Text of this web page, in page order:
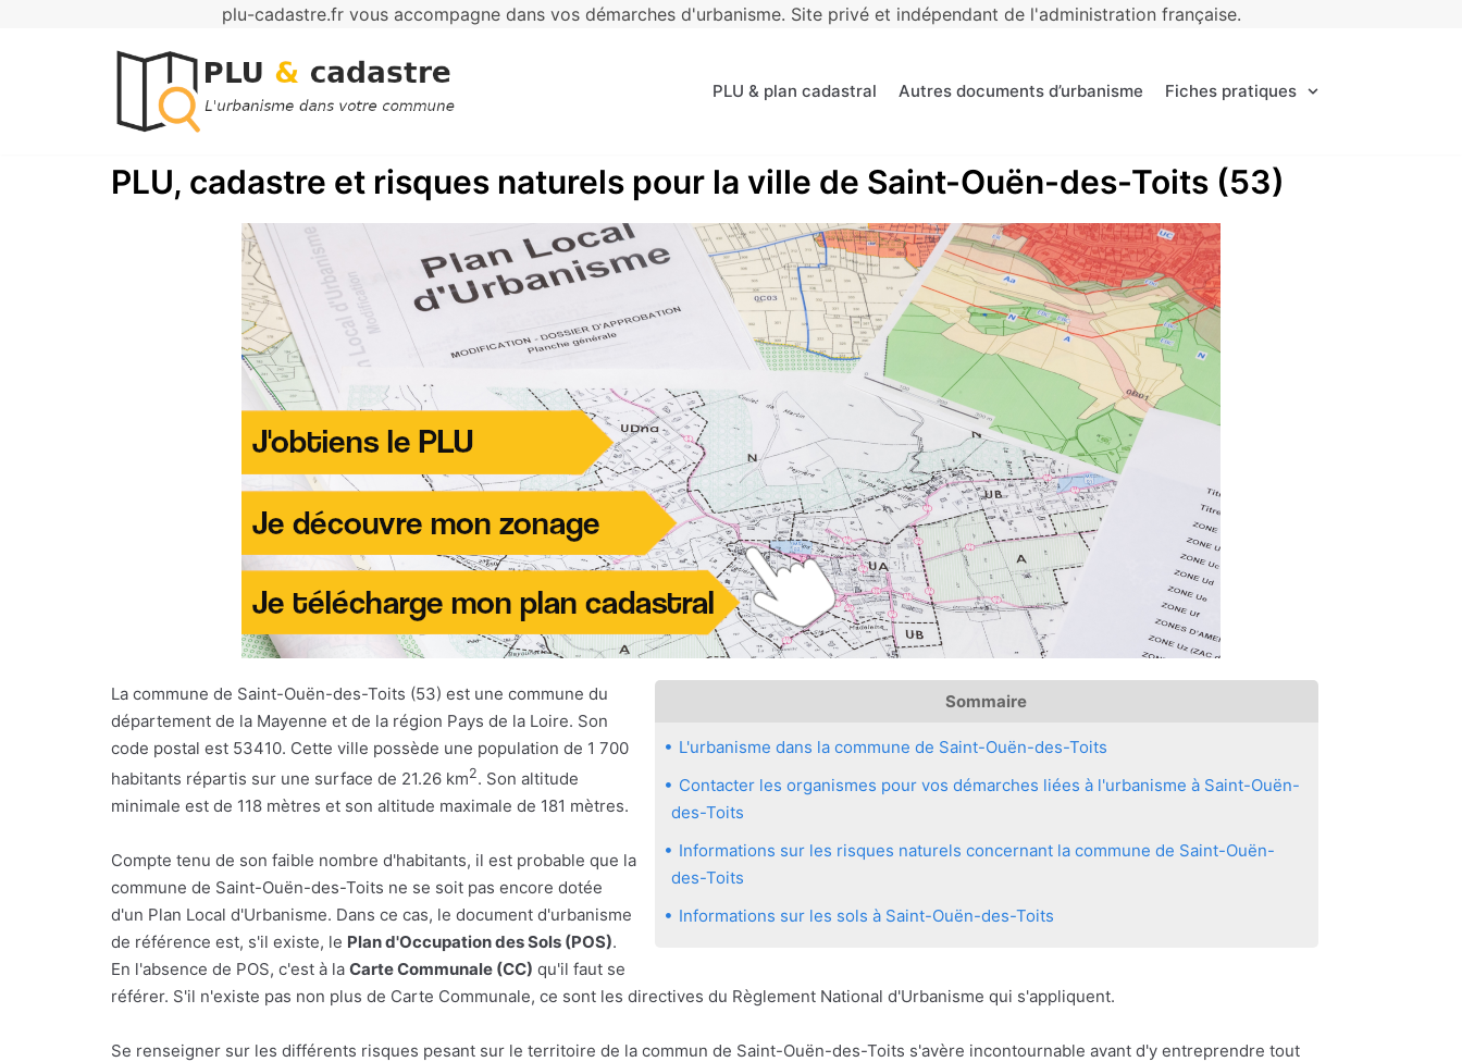
plu-cadastre.fr vous accompagne dans vos démarches d'urbanisme. Site privé et indépendant de l'administration française.
PLU & plan cadastral Autres documents d’urbanisme Fiches pratiques
PLU, cadastre et risques naturels pour la ville de Saint-Ouën-des-Toits (53)
Sommaire
L'urbanisme dans la commune de Saint-Ouën-des-Toits
Contacter les organismes pour vos démarches liées à l'urbanisme à Saint-Ouën-
des-Toits
Informations sur les risques naturels concernant la commune de Saint-Ouën-
des-Toits
Informations sur les sols à Saint-Ouën-des-Toits
La commune de Saint-Ouën-des-Toits (53) est une commune du
département de la Mayenne et de la région Pays de la Loire. Son
code postal est 53410. Cette ville possède une population de 1 700
habitants répartis sur une surface de 21.26 km2. Son altitude
minimale est de 118 mètres et son altitude maximale de 181 mètres.
Compte tenu de son faible nombre d'habitants, il est probable que la
commune de Saint-Ouën-des-Toits ne se soit pas encore dotée
d'un Plan Local d'Urbanisme. Dans ce cas, le document d'urbanisme
de référence est, s'il existe, le Plan d'Occupation des Sols (POS).
En l'absence de POS, c'est à la Carte Communale (CC) qu'il faut se
référer. S'il n'existe pas non plus de Carte Communale, ce sont les directives du Règlement National d'Urbanisme qui s'appliquent.
Se renseigner sur les différents risques pesant sur le territoire de la commun de Saint-Ouën-des-Toits s'avère incontournable avant d'y entreprendre tout